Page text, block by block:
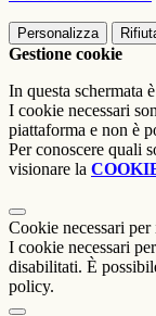
Personalizza
Gestione cookie
In questa schermata
I cookie necessari
piattaforma e non è
Per conoscere quali
visionare la
Cookie necessari
I cookie necessari
disabilitati. È
policy.